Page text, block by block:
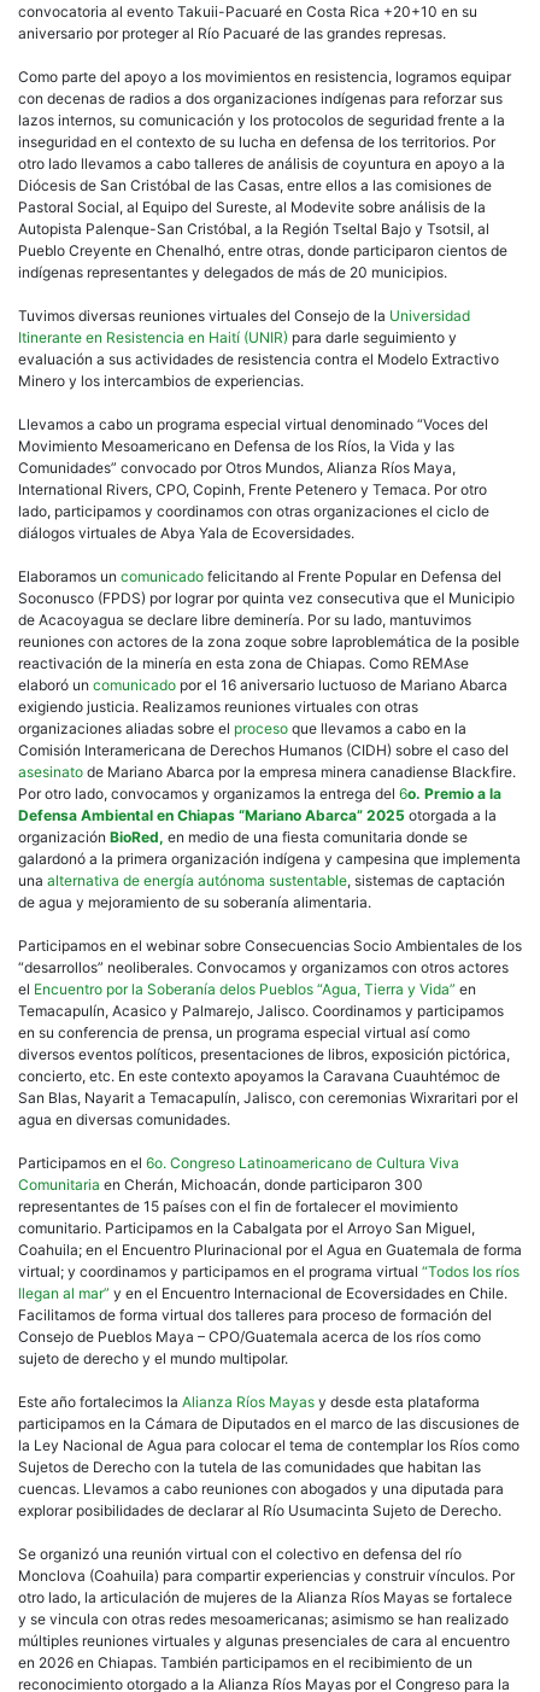
convocatoria al evento Takuii-Pacuaré en Costa Rica +20+10 en su
aniversario por proteger al Río Pacuaré de las grandes represas.
Como parte del apoyo a los movimientos en resistencia, logramos equipar
con decenas de radios a dos organizaciones indígenas para reforzar sus
lazos internos, su comunicación y los protocolos de seguridad frente a la
inseguridad en el contexto de su lucha en defensa de los territorios. Por
otro lado llevamos a cabo talleres de análisis de coyuntura en apoyo a la
Diócesis de San Cristóbal de las Casas, entre ellos a las comisiones de
Pastoral Social, al Equipo del Sureste, al Modevite sobre análisis de la
Autopista Palenque-San Cristóbal, a la Región Tseltal Bajo y Tsotsil, al
Pueblo Creyente en Chenalhó, entre otras, donde participaron cientos de
indígenas representantes y delegados de más de 20 municipios.
Tuvimos diversas reuniones virtuales del Consejo de la Universidad
Itinerante en Resistencia en Haití (UNIR) para darle seguimiento y
evaluación a sus actividades de resistencia contra el Modelo Extractivo
Minero y los intercambios de experiencias.
Llevamos a cabo un programa especial virtual denominado “Voces del
Movimiento Mesoamericano en Defensa de los Ríos, la Vida y las
Comunidades” convocado por Otros Mundos, Alianza Ríos Maya,
International Rivers, CPO, Copinh, Frente Petenero y Temaca. Por otro
lado, participamos y coordinamos con otras organizaciones el ciclo de
diálogos virtuales de Abya Yala de Ecoversidades.
Elaboramos un comunicado felicitando al Frente Popular en Defensa del
Soconusco (FPDS) por lograr por quinta vez consecutiva que el Municipio
de Acacoyagua se declare libre deminería. Por su lado, mantuvimos
reuniones con actores de la zona zoque sobre laproblemática de la posible
reactivación de la minería en esta zona de Chiapas. Como REMAse
elaboró un comunicado por el 16 aniversario luctuoso de Mariano Abarca
exigiendo justicia. Realizamos reuniones virtuales con otras
organizaciones aliadas sobre el proceso que llevamos a cabo en la
Comisión Interamericana de Derechos Humanos (CIDH) sobre el caso del
asesinato de Mariano Abarca por la empresa minera canadiense Blackfire.
Por otro lado, convocamos y organizamos la entrega del 6o. Premio a la
Defensa Ambiental en Chiapas “Mariano Abarca” 2025 otorgada a la
organización BioRed, en medio de una fiesta comunitaria donde se
galardonó a la primera organización indígena y campesina que implementa
una alternativa de energía autónoma sustentable, sistemas de captación
de agua y mejoramiento de su soberanía alimentaria.
Participamos en el webinar sobre Consecuencias Socio Ambientales de los
“desarrollos” neoliberales. Convocamos y organizamos con otros actores
el Encuentro por la Soberanía delos Pueblos “Agua, Tierra y Vida” en
Temacapulín, Acasico y Palmarejo, Jalisco. Coordinamos y participamos
en su conferencia de prensa, un programa especial virtual así como
diversos eventos políticos, presentaciones de libros, exposición pictórica,
concierto, etc. En este contexto apoyamos la Caravana Cuauhtémoc de
San Blas, Nayarit a Temacapulín, Jalisco, con ceremonias Wixraritari por el
agua en diversas comunidades.
Participamos en el 6o. Congreso Latinoamericano de Cultura Viva
Comunitaria en Cherán, Michoacán, donde participaron 300
representantes de 15 países con el fin de fortalecer el movimiento
comunitario. Participamos en la Cabalgata por el Arroyo San Miguel,
Coahuila; en el Encuentro Plurinacional por el Agua en Guatemala de forma
virtual; y coordinamos y participamos en el programa virtual “Todos los ríos
llegan al mar” y en el Encuentro Internacional de Ecoversidades en Chile.
Facilitamos de forma virtual dos talleres para proceso de formación del
Consejo de Pueblos Maya – CPO/Guatemala acerca de los ríos como
sujeto de derecho y el mundo multipolar.
Este año fortalecimos la Alianza Ríos Mayas y desde esta plataforma
participamos en la Cámara de Diputados en el marco de las discusiones de
la Ley Nacional de Agua para colocar el tema de contemplar los Ríos como
Sujetos de Derecho con la tutela de las comunidades que habitan las
cuencas. Llevamos a cabo reuniones con abogados y una diputada para
explorar posibilidades de declarar al Río Usumacinta Sujeto de Derecho.
Se organizó una reunión virtual con el colectivo en defensa del río
Monclova (Coahuila) para compartir experiencias y construir vínculos. Por
otro lado, la articulación de mujeres de la Alianza Ríos Mayas se fortalece
y se vincula con otras redes mesoamericanas; asimismo se han realizado
múltiples reuniones virtuales y algunas presenciales de cara al encuentro
en 2026 en Chiapas. También participamos en el recibimiento de un
reconocimiento otorgado a la Alianza Ríos Mayas por el Congreso para la